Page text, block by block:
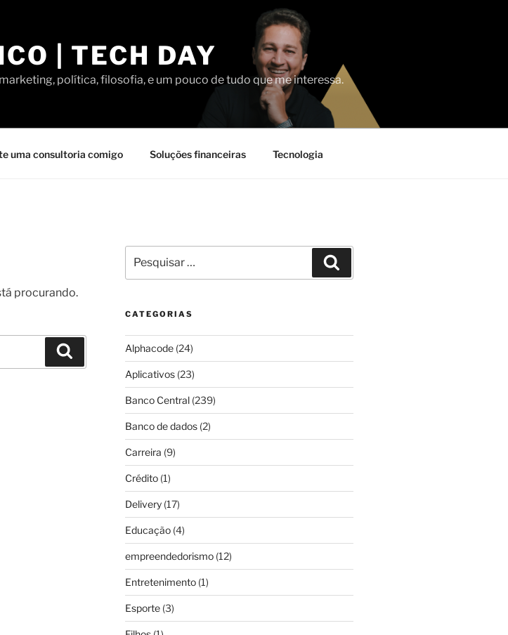
| TECH DAY
política, filosofia, e um pouco de tudo que me interessa.
uma consultoria comigo Soluções financeiras Tecnologia
procurando.
Pesquisar
por:
CATEGORIAS
Alphacode(24)
Aplicativos(23)
Banco Central(239)
Banco de dados(2)
Carreira (9)
Crédito(1)
Delivery(17)
Educação(4)
empreendedorismo(12)
Entretenimento(1)
Esporte(3)